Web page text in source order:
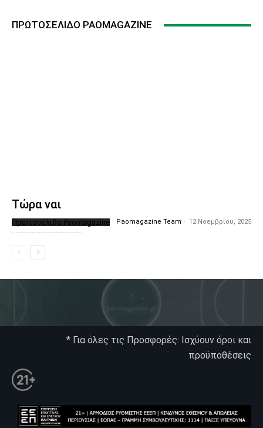
ΠΡΩΤΟΣΈΛΙΔΟ PAOMAGAZINE
Τώρα ναι
Πρωτοσέλιδο Paomagazine Paomagazine Team - 12 Νοεμβρίου, 2025
* Για όλες τις Προσφορές: Ισχύουν όροι και
προϋποθέσεις